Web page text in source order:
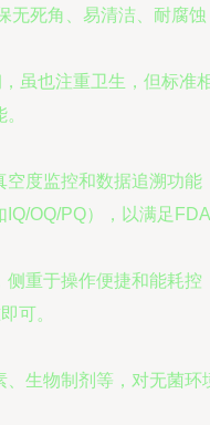
无死角、易清洁、耐腐蚀
虽也注重卫生，但标准
度监控和数据追溯功能
OQ/PQ），以满足FDA
重于操作便捷和能耗控
可。
生物制剂等，对无菌环